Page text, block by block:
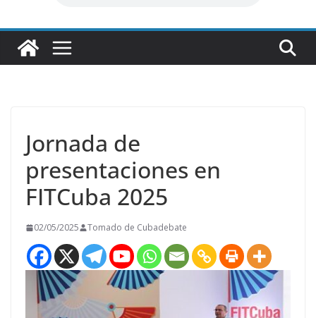
Jornada de
presentaciones en
FITCuba 2025
02/05/2025 Tomado de Cubadebate